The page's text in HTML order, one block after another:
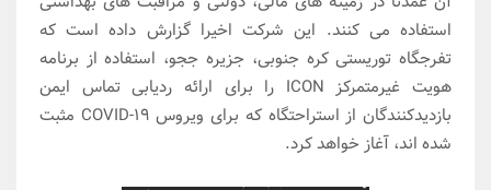
استفاده می کنند. این شرکت اخیرا گزارش داده است که
تفرجگاه توریستی کره جنوبی، جزیره ججو، استفاده از برنامه
هویت غیرمتمرکز ICON را برای ارائه ردیابی تماس ایمن
بازدیدکنندگان از استراحتگاه که برای ویروس COVID-19 مثبت
شده اند، آغاز خواهد کرد.